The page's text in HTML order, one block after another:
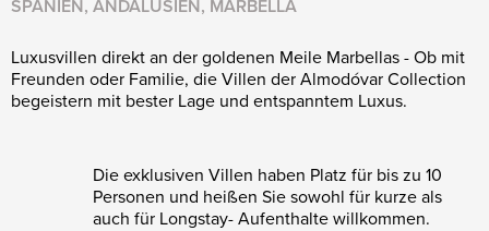
SPANIEN, ANDALUSIEN, MARBELLA
Luxusvillen direkt an der goldenen Meile Marbellas - Ob mit
Freunden oder Familie, die Villen der Almodóvar Collection
begeistern mit bester Lage und entspanntem Luxus.
Die exklusiven Villen haben Platz für bis zu 10
Personen und heißen Sie sowohl für kurze als
auch für Longstay- Aufenthalte willkommen.